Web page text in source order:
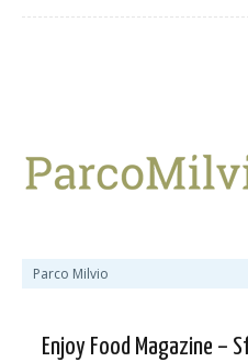
Parco Milvio
Enjoy Food Magazine –